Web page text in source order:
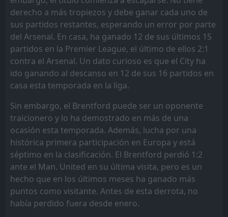
derecho a más tropiezos y debe ganar cada uno de
sus partidos restantes, esperando un error por parte
del Arsenal. En casa, ha ganado 12 de sus últimos 15
partidos en la Premier League, el último de ellos 2:1
contra el Arsenal. Un dato curioso es que el City ha
ido ganando al descanso en 12 de sus 16 partidos en
casa esta temporada en la liga.
Sin embargo, el Brentford puede ser un oponente
traicionero y lo ha demostrado en más de una
ocasión esta temporada. Además, lucha por una
histórica primera participación en Europa y está
séptimo en la clasificación. El Brentford perdió 1:2
ante el Man. United en su última visita, pero es un
hecho que en los últimos meses ha ganado más
puntos como visitante. Antes de esta derrota, no
había perdido fuera desde enero.